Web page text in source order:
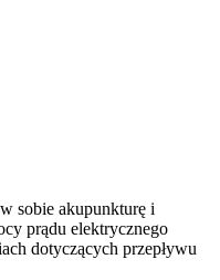
sobie akupunkturę i
prądu elektrycznego
dotyczących przepływu